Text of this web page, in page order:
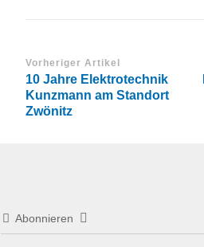
Vorheriger Artikel
10 Jahre Elektrotechnik
Kunzmann am Standort
Zwönitz
Abonnieren